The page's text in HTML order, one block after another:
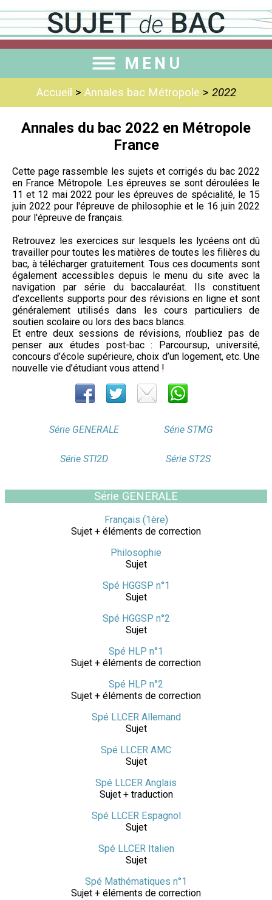
MENU
Accueil > Annales bac Métropole > 2022
Annales du bac 2022 en Métropole
France
Cette page rassemble les sujets et corrigés du bac 2022
en France Métropole. Les épreuves se sont déroulées le
11 et 12 mai 2022 pour les épreuves de spécialité, le 15
juin 2022 pour l'épreuve de philosophie et le 16 juin 2022
pour l'épreuve de français.
Retrouvez les exercices sur lesquels les lycéens ont dû
travailler pour toutes les matières de toutes les filières du
bac, à télécharger gratuitement. Tous ces documents sont
également accessibles depuis le menu du site avec la
navigation par série du baccalauréat. Ils constituent
d’excellents supports pour des révisions en ligne et sont
généralement utilisés dans les cours particuliers de
soutien scolaire ou lors des bacs blancs.
Et entre deux sessions de révisions, n’oubliez pas de
penser aux études post-bac : Parcoursup, université,
concours d’école supérieure, choix d’un logement, etc. Une
nouvelle vie d’étudiant vous attend !
Série GENERALE Série STMG
Série STI2D Série ST2S
Série GENERALE
Français (1ère)
Sujet + éléments de correction
Philosophie
Sujet
Spé HGGSP n°1
Sujet
Spé HGGSP n°2
Sujet
Spé HLP n°1
Sujet + éléments de correction
Spé HLP n°2
Sujet + éléments de correction
Spé LLCER Allemand
Sujet
Spé LLCER AMC
Sujet
Spé LLCER Anglais
Sujet + traduction
Spé LLCER Espagnol
Sujet
Spé LLCER Italien
Sujet
Spé Mathématiques n°1
Sujet + éléments de correction